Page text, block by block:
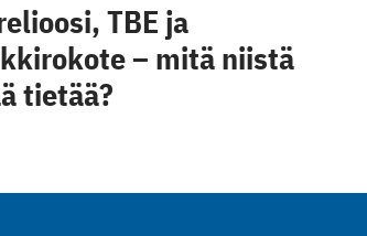
TBE ja
– mitä niistä
tietää?